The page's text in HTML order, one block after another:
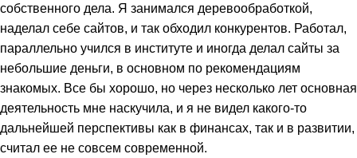
собственного дела. Я занимался деревообработкой,
наделал себе сайтов, и так обходил конкурентов. Работал,
параллельно учился в институте и иногда делал сайты за
небольшие деньги, в основном по рекомендациям
знакомых. Все бы хорошо, но через несколько лет основная
деятельность мне наскучила, и я не видел какого-то
дальнейшей перспективы как в финансах, так и в развитии,
считал ее не совсем современной.